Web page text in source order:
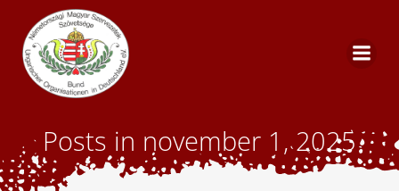
Posts in november 1, 2025